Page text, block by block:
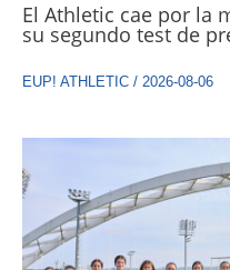
El Athletic cae por la
su segundo test de
EUP! ATHLETIC / 2026-08-06